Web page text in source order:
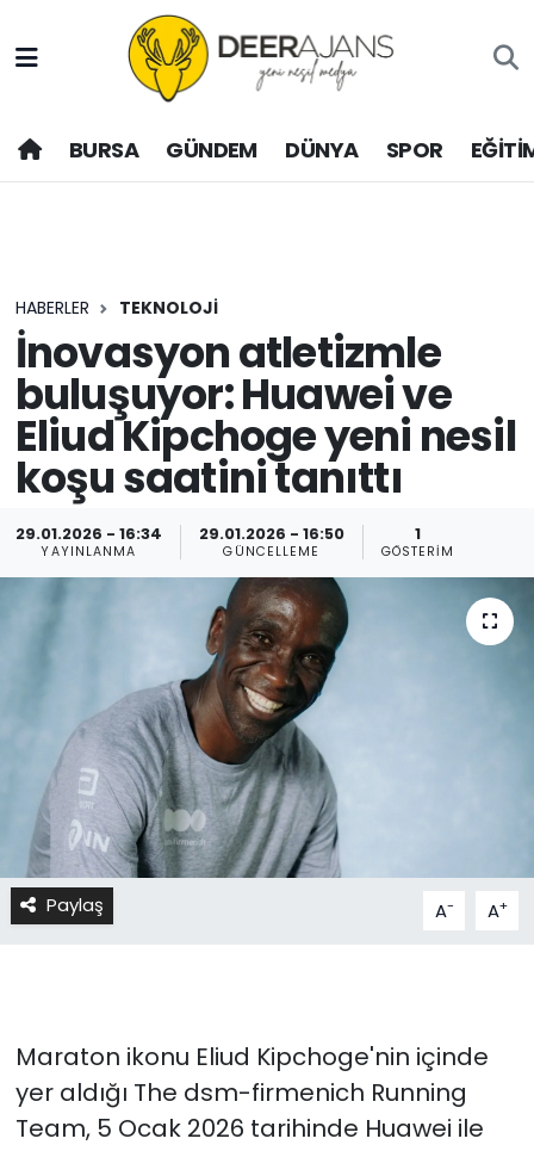
BURSA GÜNDEM DÜNYA SPOR
HABERLER TEKNOLOJİ
İnovasyon atletizmle
buluşuyor: Huawei ve
Eliud Kipchoge yeni nesil
koşu saatini tanıttı
29.01.2026 - 16:34
YAYINLANMA
29.01.2026 - 16:50
GÜNCELLEME
1
GÖSTERIM
Paylaş A- A+
Maraton ikonu Eliud Kipchoge'nin içinde
yer aldığı The dsm-firmenich Running
Team, 5 Ocak 2026 tarihinde Huawei ile
Hava Durumu
Trafik Durumu
Son Dakika Haberleri
Haber Arşivi